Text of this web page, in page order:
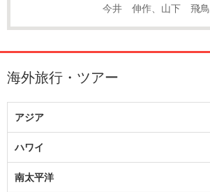
今井 伸作、山下 飛鳥
海外旅行・ツアー
アジア
ハワイ
南太平洋